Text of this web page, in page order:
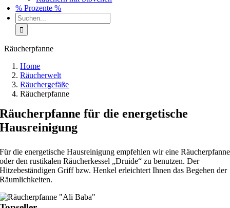
% Prozente %
Suche
nach:
Räucherpfanne
Home
Räucherwelt
Räuchergefäße
Räucherpfanne
Räucherpfanne für die energetische
Hausreinigung
Für die energetische Hausreinigung empfehlen wir eine Räucherpfanne
oder den rustikalen Räucherkessel „Druide“ zu benutzen. Der
Hitzebeständigen Griff bzw. Henkel erleichtert Ihnen das Begehen der
Räumlichkeiten.